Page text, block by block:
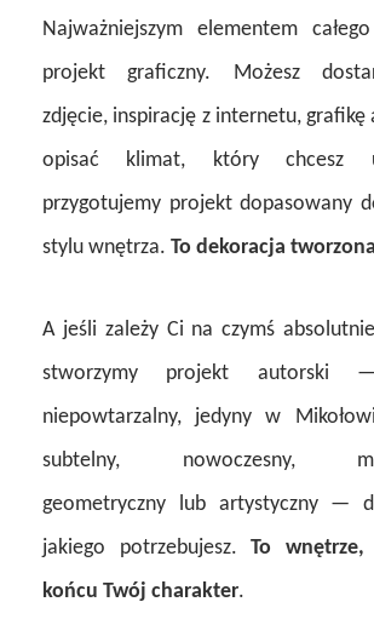
Najważniejszym elementem
projekt graficzny. Możesz
zdjęcie, inspirację z internetu,
opisać klimat, który chcesz
przygotujemy projekt dopasowany
stylu wnętrza. To dekoracja
A jeśli zależy Ci na czymś
stworzymy projekt autorski
niepowtarzalny, jedyny w
subtelny, nowoczesny,
geometryczny lub artystyczny —
jakiego potrzebujesz.To
końcu Twój charakter.